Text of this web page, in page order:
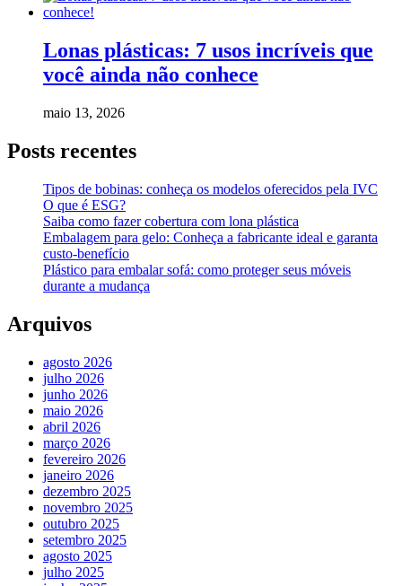
Lonas plásticas: 7 usos incríveis que
você ainda não conhece
maio 13, 2026
Posts recentes
Tipos de bobinas: conheça os modelos oferecidos pela IVC
O que é ESG?
Saiba como fazer cobertura com lona plástica
Embalagem para gelo: Conheça a fabricante ideal e garanta
custo-benefício
Plástico para embalar sofá: como proteger seus móveis
durante a mudança
Arquivos
agosto 2026
julho 2026
junho 2026
maio 2026
abril 2026
março 2026
fevereiro 2026
janeiro 2026
dezembro 2025
novembro 2025
outubro 2025
setembro 2025
agosto 2025
julho 2025